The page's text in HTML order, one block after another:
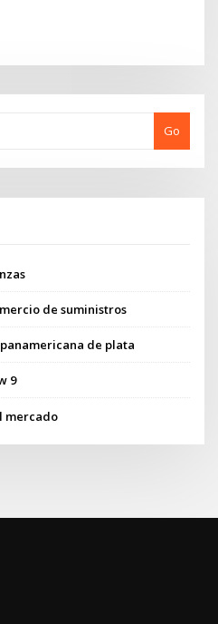
Go
de suministros
de plata
9
mercado